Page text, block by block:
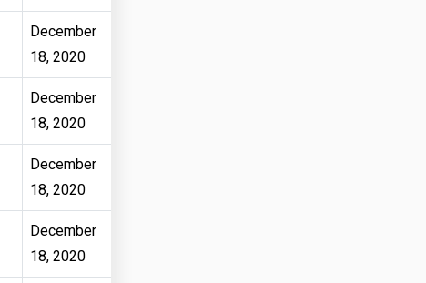
December
18, 2020
December
18, 2020
December
18, 2020
December
18, 2020